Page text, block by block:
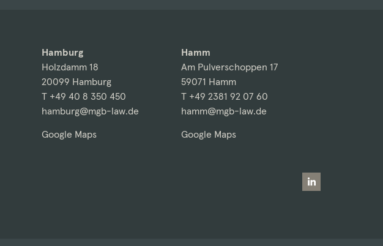
Hamburg
Holzdamm 18
20099 Hamburg
T +49 40 8 350 450
hamburg@mgb-law.de
Google Maps
Hamm
Am Pulverschoppen 17
59071 Hamm
T +49 2381 92 07 60
hamm@mgb-law.de
Google Maps